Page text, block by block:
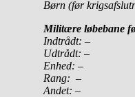
Børn (før
Militære løbebane
Indtrådt: –
Udtrådt: –
Enhed: –
Rang: –
Andet: –